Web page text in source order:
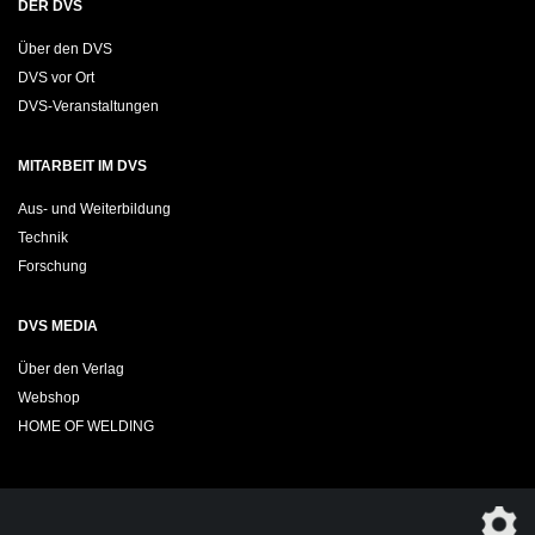
DER DVS
Über den DVS
DVS vor Ort
DVS-Veranstaltungen
MITARBEIT IM DVS
Aus- und Weiterbildung
Technik
Forschung
DVS MEDIA
Über den Verlag
Webshop
HOME OF WELDING